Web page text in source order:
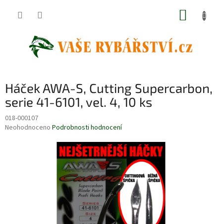
Háček AWA-S, Cutting Supercarbon,
serie 41-6101, vel. 4, 10 ks
018-000107
Průměrné
Neohodnoceno Podrobnosti hodnocení